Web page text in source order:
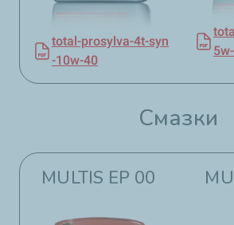
total-prosylva-4t-syn
-10w-40
Смазки​​
MULTIS EP 00